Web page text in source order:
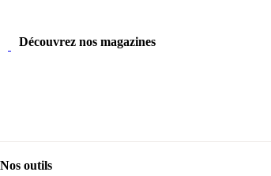
Découvrez nos magazines
Nos outils